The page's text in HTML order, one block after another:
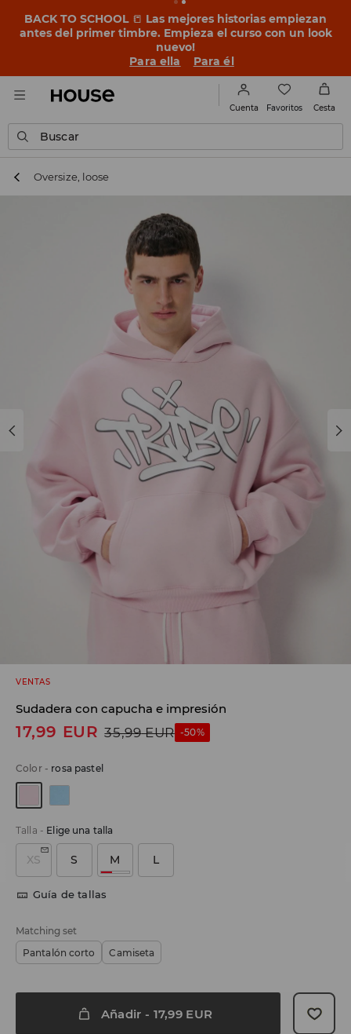
BACK TO SCHOOL 📒 Las mejores historias empiezan
antes del primer timbre. Empieza el curso con un look
nuevo!
Para ella
Para él
Cuenta Favoritos Cesta
Buscar
Oversize, loose
VENTAS
Sudadera con capucha e impresión
17,99 EUR 35,99 EUR -50%
Color- rosa pastel
Talla - Elige una talla
XS S M L
Guía de tallas
Matching set
Pantalón corto
Camiseta
Añadir - 17,99 EUR